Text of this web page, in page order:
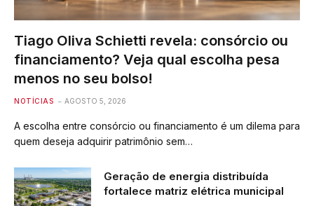
Tiago Oliva Schietti revela: consórcio ou
financiamento? Veja qual escolha pesa
menos no seu bolso!
NOTÍCIAS AGOSTO 5, 2026
A escolha entre consórcio ou financiamento é um dilema para
quem deseja adquirir patrimônio sem…
Geração de energia distribuída
fortalece matriz elétrica municipal